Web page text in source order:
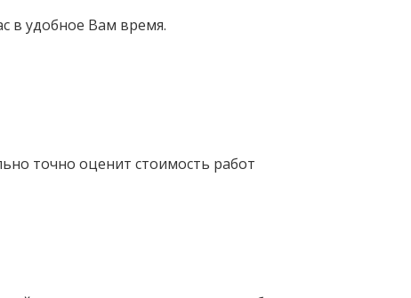
в удобное Вам время.
точно оценит стоимость работ